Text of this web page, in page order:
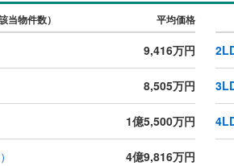
当物件数） 平均価格
9,416万円
8,505万円
1億5,500万円
4億9,816万円
オンライン対応とは？